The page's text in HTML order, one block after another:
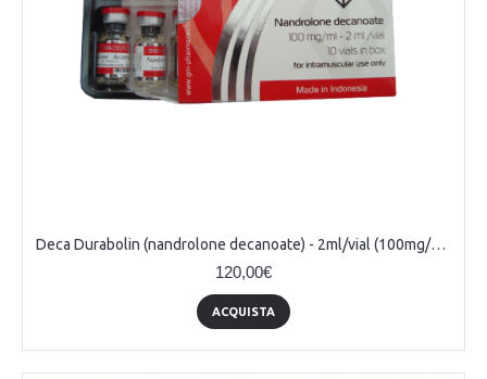
Deca Durabolin (nandrolone decanoate) - 2ml/vial (100mg/1ml)
120,00€
ACQUISTA